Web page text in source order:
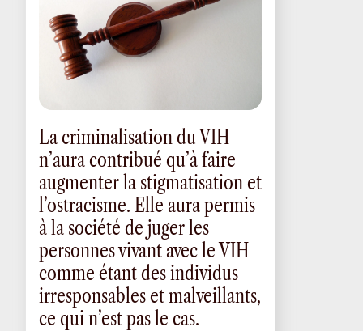
La criminalisation du VIH
n’aura contribué qu’à faire
augmenter la stigmatisation et
l’ostracisme. Elle aura permis
à la société de juger les
personnes vivant avec le VIH
comme étant des individus
irresponsables et malveillants,
ce qui n’est pas le cas.